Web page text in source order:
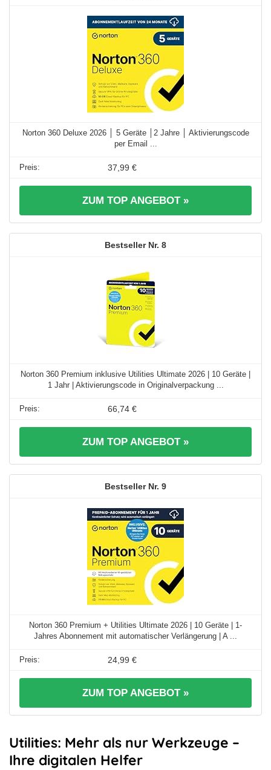
Norton 360 Deluxe 2026 │ 5 Geräte │2 Jahre │ Aktivierungscode
per Email ...
37,99 €
ZUM TOP ANGEBOT »
8
Norton 360 Premium inklusive Utilities Ultimate 2026 | 10 Geräte |
1 Jahr | Aktivierungscode in Originalverpackung ...
66,74 €
ZUM TOP ANGEBOT »
9
Norton 360 Premium + Utilities Ultimate 2026 | 10 Geräte | 1-
Jahres Abonnement mit automatischer Verlängerung | A ...
24,99 €
ZUM TOP ANGEBOT »
Utilities: Mehr als nur Werkzeuge –
Ihre digitalen Helfer